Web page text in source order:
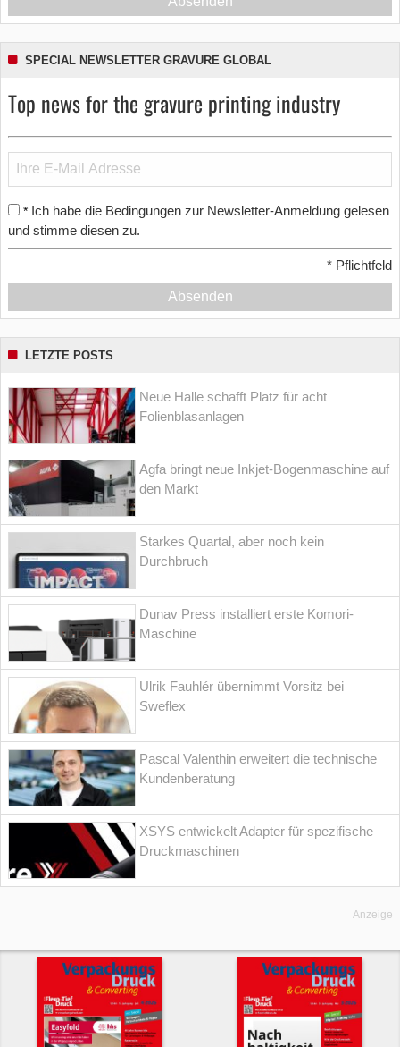
SPECIAL NEWSLETTER GRAVURE GLOBAL
Top news for the gravure printing industry
* Ich habe die Bedingungen zur Newsletter-Anmeldung gelesen
und stimme diesen zu.
* Pflichtfeld
Absenden
LETZTE POSTS
Neue Halle schafft Platz für acht
Folienblasanlagen
Agfa bringt neue Inkjet-Bogenmaschine auf
den Markt
Starkes Quartal, aber noch kein
Durchbruch
Dunav Press installiert erste Komori-
Maschine
Ulrik Fauhlér übernimmt Vorsitz bei
Sweflex
Pascal Valenthin erweitert die technische
Kundenberatung
XSYS entwickelt Adapter für spezifische
Druckmaschinen
Anzeige